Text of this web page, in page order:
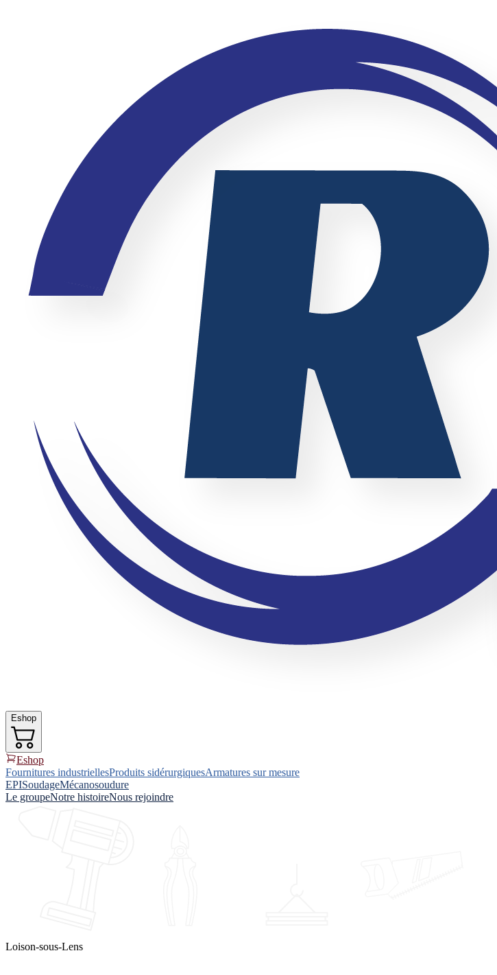
Eshop
Eshop
Fournitures industriellesProduits sidérurgiquesArmatures sur mesure
EPISoudageMécanosoudure
Le groupeNotre histoireNous rejoindre
Loison-sous-Lens